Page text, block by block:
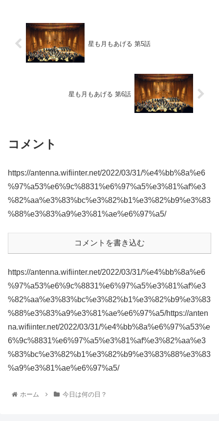
星も月もあげる 第5話
星も月もあげる 第6話
コメント
https://antenna.wifiinter.net/2022/03/31/%e4%bb%8a%e6
%97%a53%e6%9c%8831%e6%97%a5%e3%81%af%e3
%82%aa%e3%83%bc%e3%82%b1%e3%82%b9%e3%83
%88%e3%83%a9%e3%81%ae%e6%97%a5/
コメントを書き込む
https://antenna.wifiinter.net/2022/03/31/%e4%bb%8a%e6
%97%a53%e6%9c%8831%e6%97%a5%e3%81%af%e3
%82%aa%e3%83%bc%e3%82%b1%e3%82%b9%e3%83
%88%e3%83%a9%e3%81%ae%e6%97%a5/https://anten
na.wifiinter.net/2022/03/31/%e4%bb%8a%e6%97%a53%e
6%9c%8831%e6%97%a5%e3%81%af%e3%82%aa%e3
%83%bc%e3%82%b1%e3%82%b9%e3%83%88%e3%83
%a9%e3%81%ae%e6%97%a5/
ホーム 今日は何の日？